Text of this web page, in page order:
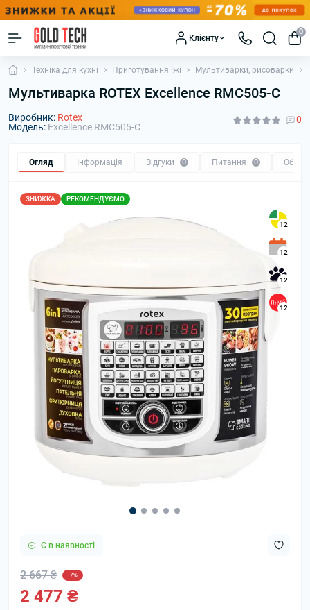
Клієнту
0
Техніка для кухні Приготування їжі Мультиварки, рисоварки
Мультиварка ROTEX Excellence RMC505-C
Виробник: Rotex
Модель: Excellence RMC505-C
0
Огляд Інформація Відгуки 0 Питання 0 Обмін
ЗНИЖКА РЕКОМЕНДУЄМО
12
12
12
12
Є в наявності
2 667 ₴ -7%
2 477 ₴